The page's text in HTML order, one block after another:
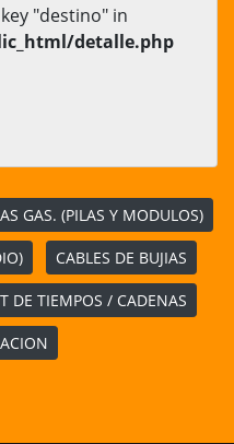
"destino" in
detalle.php
GAS. (PILAS Y MODULOS)
CABLES DE BUJIAS
DE TIEMPOS / CADENAS